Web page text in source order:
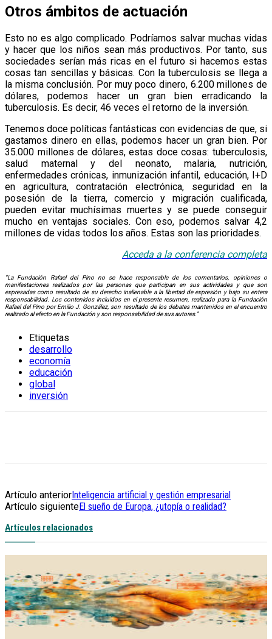
Otros ámbitos de actuación
Esto no es algo complicado. Podríamos salvar muchas vidas
y hacer que los niños sean más productivos. Por tanto, sus
sociedades serían más ricas en el futuro si hacemos estas
cosas tan sencillas y básicas. Con la tuberculosis se llega a
la misma conclusión. Por muy poco dinero, 6.200 millones de
dólares, podemos hacer un gran bien erradicando la
tuberculosis. Es decir, 46 veces el retorno de la inversión.
Tenemos doce políticas fantásticas con evidencias de que, si
gastamos dinero en ellas, podemos hacer un gran bien. Por
35.000 millones de dólares, estas doce cosas: tuberculosis,
salud maternal y del neonato, malaria, nutrición,
enfermedades crónicas, inmunización infantil, educación, I+D
en agricultura, contratación electrónica, seguridad en la
posesión de la tierra, comercio y migración cualificada,
pueden evitar muchísimas muertes y se puede conseguir
mucho en ventajas sociales. Con eso, podemos salvar 4,2
millones de vidas todos los años. Estas son las prioridades.
Acceda a la conferencia completa
“La Fundación Rafael del Pino no se hace responsable de los comentarios, opiniones o
manifestaciones realizados por las personas que participan en sus actividades y que son
expresadas como resultado de su derecho inalienable a la libertad de expresión y bajo su entera
responsabilidad. Los contenidos incluidos en el presente resumen, realizado para la Fundación
Rafael del Pino por Emilio J. González, son resultado de los debates mantenidos en el encuentro
realizado al efecto en la Fundación y son responsabilidad de sus autores.”
Etiquetas
desarrollo
economía
educación
global
inversión
Artículo anterior Inteligencia artificial y gestión empresarial
Artículo siguienteEl sueño de Europa, ¿utopía o realidad?
Artículos relacionados